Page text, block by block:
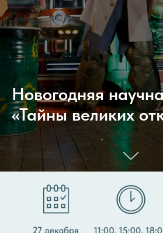
Новогодняя
«Тайны великих